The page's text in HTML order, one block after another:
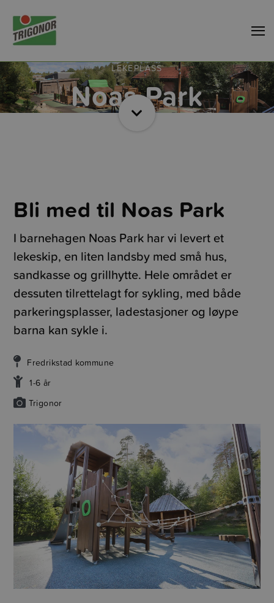
LEKEPLASS
Noas Park
Bli med til Noas Park
I barnehagen Noas Park har vi levert et
lekeskip, en liten landsby med små hus,
sandkasse og grillhytte. Hele området er
dessuten tilrettelagt for sykling, med både
parkeringsplasser, ladestasjoner og løype
barna kan sykle i.
Fredrikstad kommune
1-6 år
Trigonor